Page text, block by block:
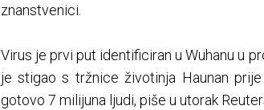
znanstvenici.
Virus je prvi put identificiran u Wuhanu u
je stigao s tržnice životinja Haunan
gotovo 7 milijuna ljudi, piše u utorak